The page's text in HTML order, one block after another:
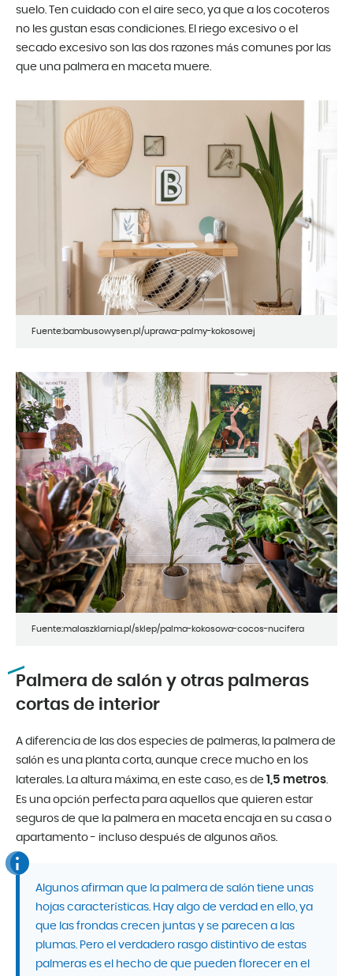
suelo. Ten cuidado con el aire seco, ya que a los cocoteros
no les gustan esas condiciones. El riego excesivo o el
secado excesivo son las dos razones más comunes por las
que una palmera en maceta muere.
Fuente:bambusowysen.pl/uprawa-palmy-kokosowej
Fuente:malaszklarnia.pl/sklep/palma-kokosowa-cocos-nucifera
Palmera de salón y otras palmeras
cortas de interior
A diferencia de las dos especies de palmeras, la palmera de
salón es una planta corta, aunque crece mucho en los
laterales. La altura máxima, en este caso, es de 1,5 metros.
Es una opción perfecta para aquellos que quieren estar
seguros de que la palmera en maceta encaja en su casa o
apartamento - incluso después de algunos años.
Algunos afirman que la palmera de salón tiene unas
hojas características. Hay algo de verdad en ello, ya
que las frondas crecen juntas y se parecen a las
plumas. Pero el verdadero rasgo distintivo de estas
palmeras es el hecho de que pueden florecer en el